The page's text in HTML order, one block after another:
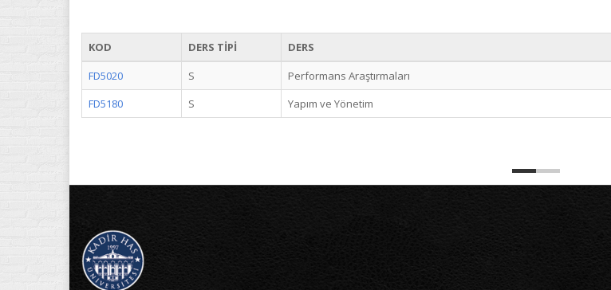
KOD DERS TİPİ DERS
FD5020
S Performans Araştırmaları
FD5180
S Yapım ve Yönetim